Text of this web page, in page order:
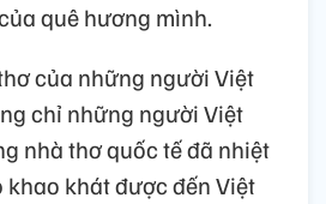
quê hương mình.
của những người Việt
chỉ những người Việt
nhà thơ quốc tế đã nhiệt
khao khát được đến Việt